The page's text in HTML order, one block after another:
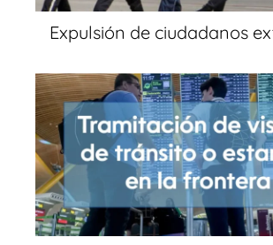
Expulsión de ciudadanos